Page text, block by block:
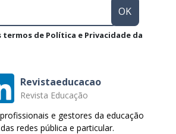
termos de Política e Privacidade da
Revistaeducacao
Revista Educação
e gestores da educação
redes pública e particular.